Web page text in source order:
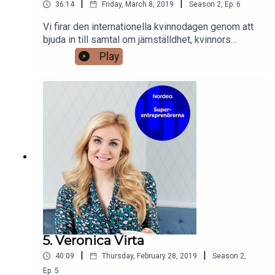
36:14 | Friday, March 8, 2019 | Season 2, Ep. 6
Vi firar den internationella kvinnodagen genom att
bjuda in till samtal om jämställdhet, kvinnors
rättigheter och orättvisor i världen. Denna gång
har vi med oss vår hittills yngsta gäst tillika
entreprenör Camilla Larsson. Ung stil, ungt uttryck
och massor med erfarenhet! Camilla är grundare
av klädmärket Mamilla och bloggare känd som
Millamills. Det går inte att undvika att komma in
på generation Z när man träffar en öppen, kreativ
och driven person som Camilla och det gör vi inte
heller.Häng med på en passionerad resa som
skvallrar om framtidens entreprenörer. Det här är
en urkraft vi kommer se mer av!
Play
5. Veronica Virta
40:09 Thursday, February 28, 2019 Season 2,
Ep. 5